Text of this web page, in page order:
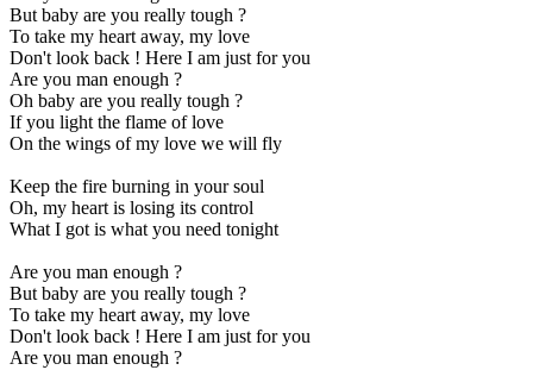
But baby are you really tough ?
To take my heart away, my love
Don't look back ! Here I am just for you
Are you man enough ?
Oh baby are you really tough ?
If you light the flame of love
On the wings of my love we will fly
Keep the fire burning in your soul
Oh, my heart is losing its control
What I got is what you need tonight
Are you man enough ?
But baby are you really tough ?
To take my heart away, my love
Don't look back ! Here I am just for you
Are you man enough ?